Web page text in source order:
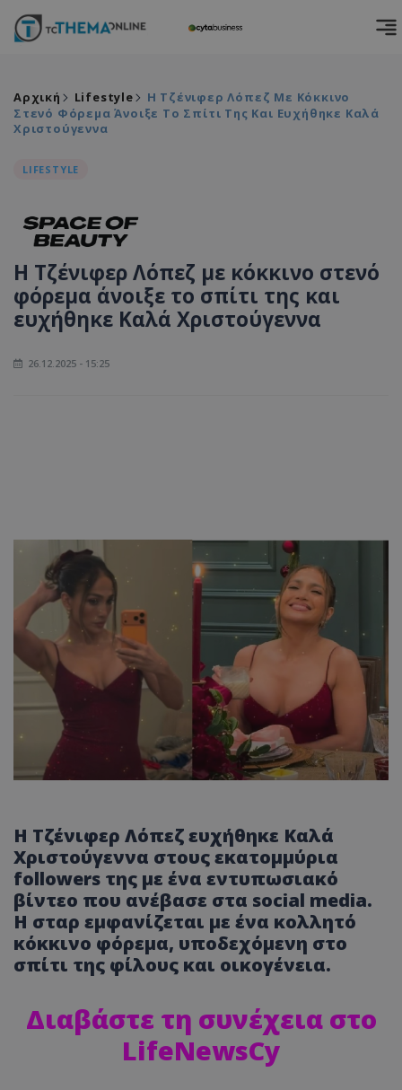
Αρχική Lifestyle
Η Τζένιφερ Λόπεζ Με Κόκκινο
Στενό Φόρεμα Άνοιξε Το Σπίτι Της Και Ευχήθηκε Καλά
Χριστούγεννα
LIFESTYLE
Η Τζένιφερ Λόπεζ με κόκκινο στενό
φόρεμα άνοιξε το σπίτι της και
ευχήθηκε Καλά Χριστούγεννα
26.12.2025 - 15:25
Η Τζένιφερ Λόπεζ ευχήθηκε Καλά
Χριστούγεννα στους εκατομμύρια
followers της με ένα εντυπωσιακό
βίντεο που ανέβασε στα social media.
Η σταρ εμφανίζεται με ένα κολλητό
κόκκινο φόρεμα, υποδεχόμενη στο
σπίτι της φίλους και οικογένεια.
Διαβάστε τη συνέχεια στο
LifeNewsCy